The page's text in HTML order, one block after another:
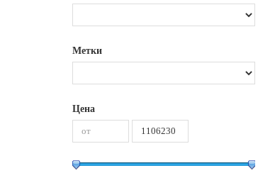
Метки
Цена